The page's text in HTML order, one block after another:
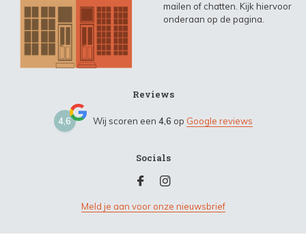
mailen of chatten. Kijk hiervoor
onderaan op de pagina.
Reviews
4,6 Wij scoren een 4,6 op Google reviews
Socials
Meld je aan voor onze nieuwsbrief